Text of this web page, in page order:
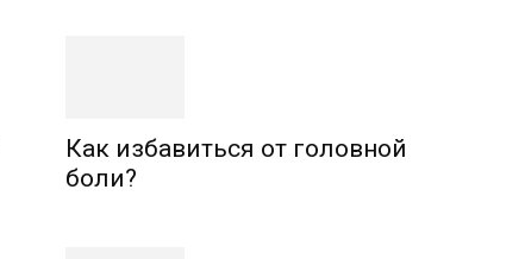
Как избавиться от головной
боли?